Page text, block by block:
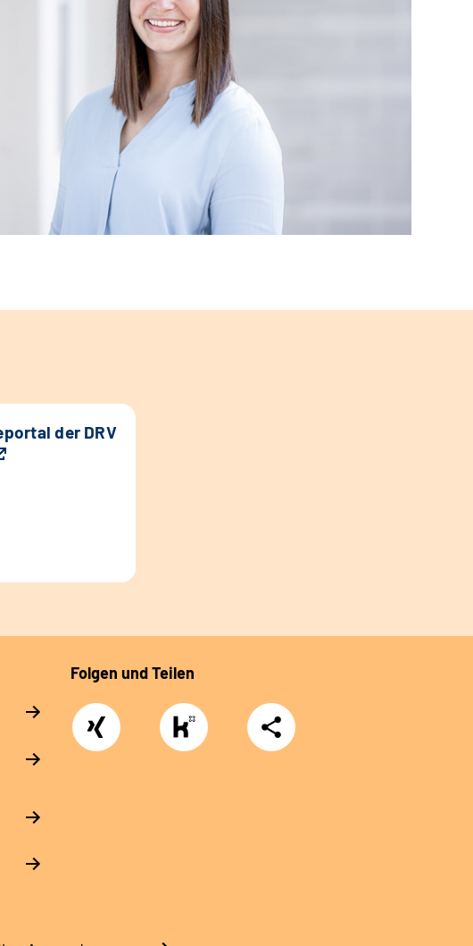
der DRV
Folgen und Teilen
Xing
https://www.kununu.com/de/deutsche-
rentenversicherung-
nordbayern6
Teilen